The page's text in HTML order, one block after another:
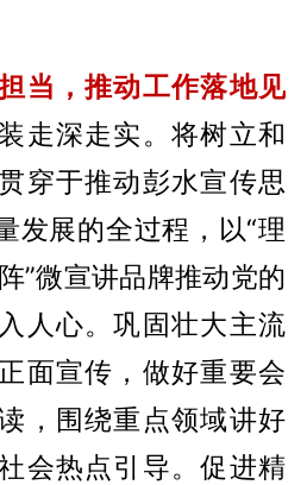
当，推动工作落地见
走深走实。将树立和
穿于推动彭水宣传思
发展的全过程，以“理
”微宣讲品牌推动党的
人心。巩固壮大主流
面宣传，做好重要会
，围绕重点领域讲好
会热点引导。促进精